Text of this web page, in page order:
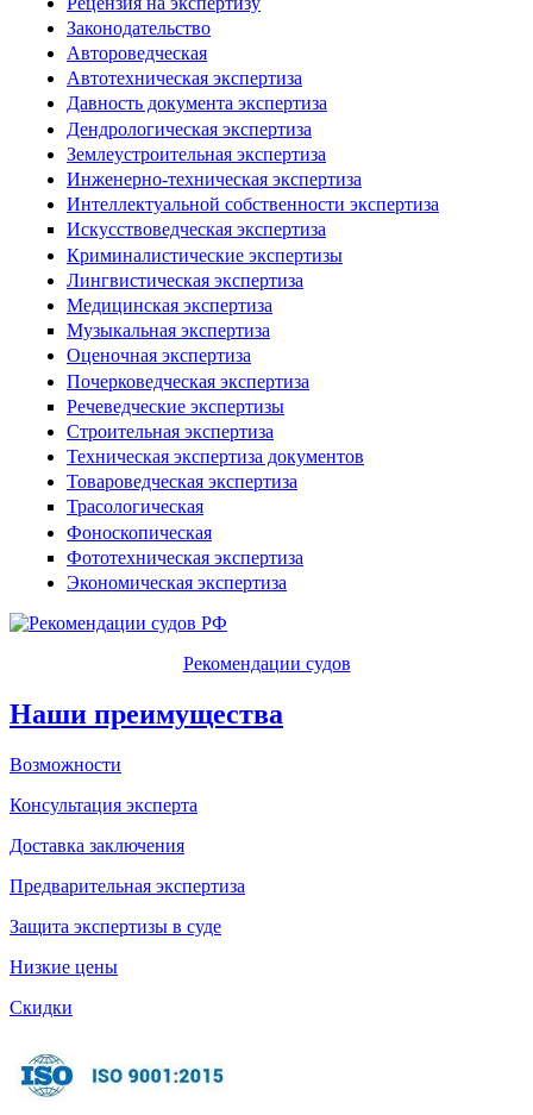
Законодательство
Автороведческая
Автотехническая экспертиза
Давность документа экспертиза
Дендрологическая экспертиза
Землеустроительная экспертиза
Инженерно-техническая экспертиза
Интеллектуальной собственности экспертиза
Искусствоведческая экспертиза
Криминалистические экспертизы
Лингвистическая экспертиза
Медицинская экспертиза
Музыкальная экспертиза
Оценочная экспертиза
Почерковедческая экспертиза
Речеведческие экспертизы
Строительная экспертиза
Техническая экспертиза документов
Товароведческая экспертиза
Трасологическая
Фоноскопическая
Фототехническая экспертиза
Экономическая экспертиза
Рекомендации судов
Наши преимущества
Возможности
Консультация эксперта
Доставка заключения
Предварительная экспертиза
Защита экспертизы в суде
Низкие цены
Скидки